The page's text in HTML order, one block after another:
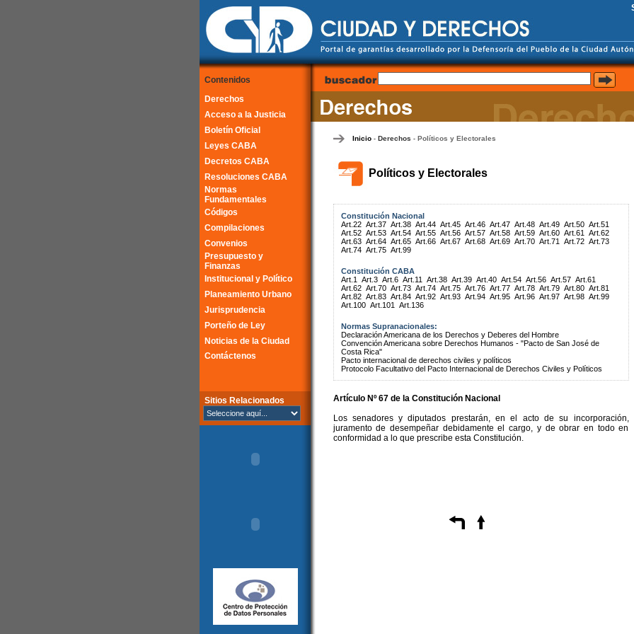
Contenidos
Derechos
Acceso a la Justicia
Boletín Oficial
Leyes CABA
Decretos CABA
Resoluciones CABA
Normas
Fundamentales
Códigos
Compilaciones
Convenios
Presupuesto y
Finanzas
Institucional y Político
Planeamiento Urbano
Jurisprudencia
Porteño de Ley
Noticias de la Ciudad
Contáctenos
Sitios Relacionados
Inicio- Derechos - Políticos y Electorales
Políticos y Electorales
Constitución Nacional
Art.22 Art.37 Art.38 Art.44 Art.45 Art.46 Art.47 Art.48 Art.49 Art.50 Art.51
Art.52 Art.53 Art.54 Art.55 Art.56 Art.57 Art.58 Art.59 Art.60 Art.61
Art.62
Art.63 Art.64 Art.65 Art.66 Art.67 Art.68 Art.69 Art.70 Art.71 Art.72 Art.73
Art.74 Art.75 Art.99
Constitución CABA
Art.1
Art.3 Art.6 Art.11 Art.38 Art.39 Art.40 Art.54 Art.56 Art.57 Art.61
Art.62 Art.70 Art.73 Art.74 Art.75 Art.76 Art.77 Art.78 Art.79 Art.80 Art.81
Art.82 Art.83 Art.84 Art.92 Art.93 Art.94 Art.95 Art.96 Art.97 Art.98 Art.99
Art.100 Art.101 Art.136
Normas Supranacionales:
Declaración Americana de los Derechos y Deberes del Hombre
Convención Americana sobre Derechos Humanos - "Pacto de San José de
Costa Rica"
Pacto internacional de derechos civiles y políticos
Protocolo Facultativo del Pacto Internacional de Derechos Civiles y Políticos
Artículo Nº 67 de la Constitución Nacional
Los senadores y diputados prestarán, en el acto de su incorporación,
juramento de desempeñar debidamente el cargo, y de obrar en todo en
conformidad a lo que prescribe esta Constitución.